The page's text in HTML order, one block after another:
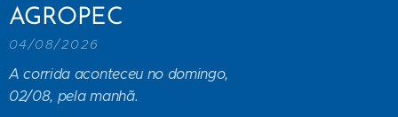
AGROPEC
04/08/2026
A corrida aconteceu no domingo,
02/08, pela manhã.